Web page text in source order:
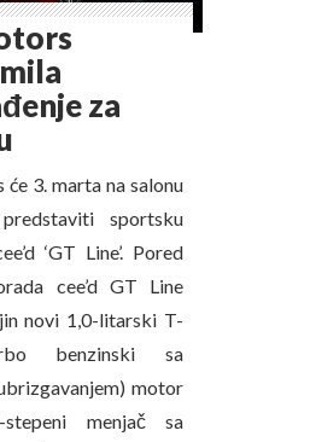
za
3. marta na salonu
sportsku
‘GT Line’. Pored
cee’d GT Line
novi 1,0-litarski T-
benzinski sa
motor
menjač sa